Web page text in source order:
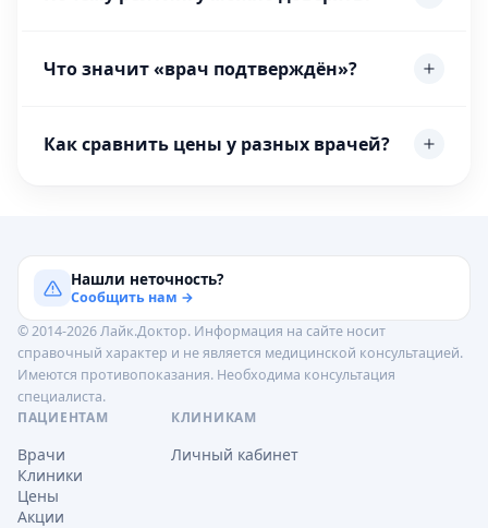
Что значит «врач подтверждён»?
Как сравнить цены у разных врачей?
Нашли неточность?
Сообщить нам →
© 2014-2026 Лайк.Доктор. Информация на сайте носит
справочный характер и не является медицинской консультацией.
Имеются противопоказания. Необходима консультация
специалиста.
ПАЦИЕНТАМ
Врачи
Клиники
Цены
Акции
КЛИНИКАМ
Личный кабинет